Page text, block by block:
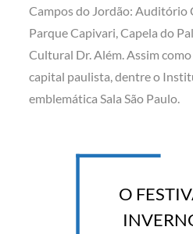
Campos do Jordão: Auditório
Parque Capivari, Capela do
Cultural Dr. Além. Assim
capital paulista, dentre o
emblemática Sala São Paulo.
O